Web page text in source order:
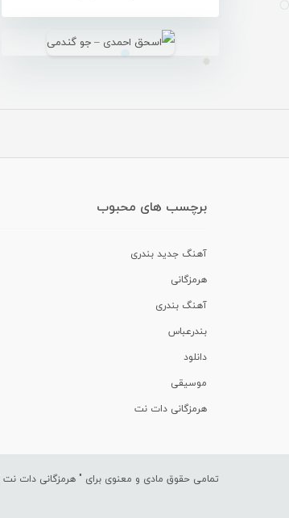
برچسب های محبوب
آهنگ جدید بندری
هرمزگانی
آهنگ بندری
بندرعباس
دانلود
موسیقی
هرمزگانی دات نت
تمامی حقوق مادی و معنوی برای " هرمزگانی دات نت